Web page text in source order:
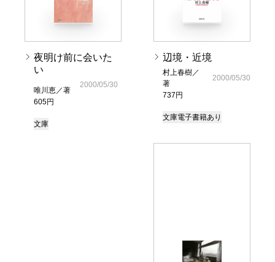
夜明け前に会いた
い
唯川恵／著
605円
2000/05/30
文庫
辺境・近境
村上春樹／
著
737円
2000/05/30
文庫電子書籍あり